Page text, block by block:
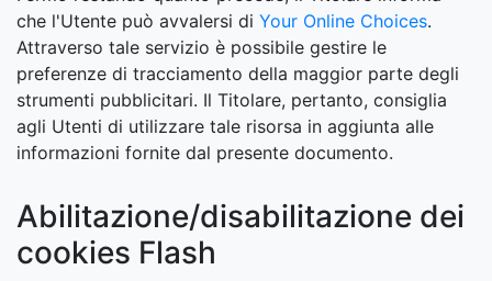
che l'Utente può avvalersi di Your Online Choices.
Attraverso tale servizio è possibile gestire le
preferenze di tracciamento della maggior parte degli
strumenti pubblicitari. Il Titolare, pertanto, consiglia
agli Utenti di utilizzare tale risorsa in aggiunta alle
informazioni fornite dal presente documento.
Abilitazione/disabilitazione dei
cookies Flash